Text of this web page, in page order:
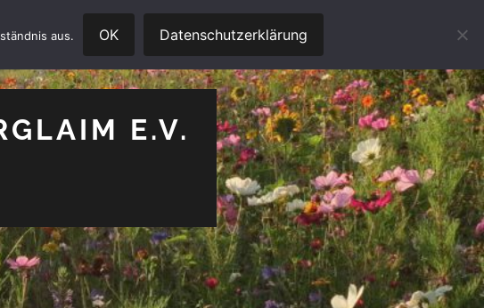
E.V.
aus. OK Datenschutzerklärung